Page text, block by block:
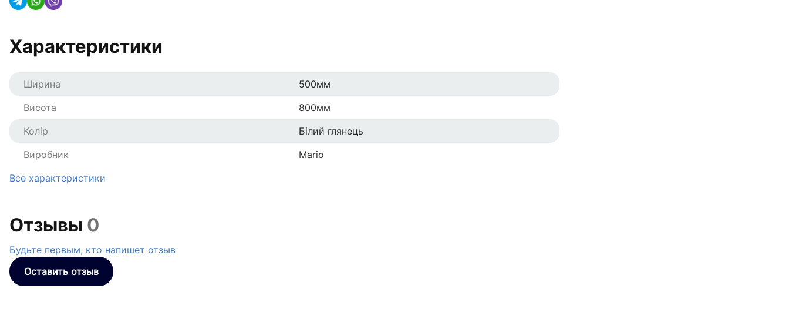
Характеристики
Ширина
500мм
Висота
800мм
Колір
Білий глянець
Виробник
Mario
Все характеристики
Отзывы 0
Будьте первым, кто напишет отзыв
Оставить отзыв